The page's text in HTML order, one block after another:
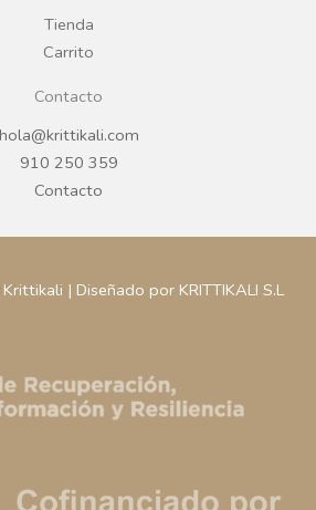
Tienda
Carrito
Contacto
hola@krittikali.com
910 250 359
Contacto
| Diseñado por KRITTIKALI S.L